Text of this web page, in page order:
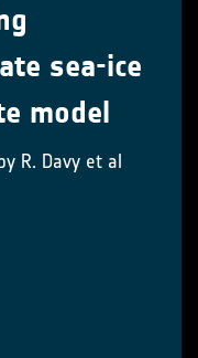
sea-ice
model
R. Davy et al